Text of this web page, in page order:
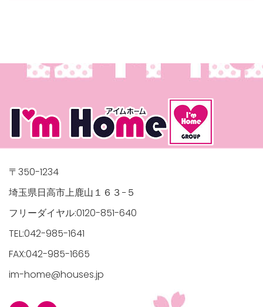
〒350-1234
埼玉県日高市上鹿山１６３−５
フリーダイヤル:0120-851-640
TEL:042-985-1641
FAX:042-985-1665
im-home@houses.jp